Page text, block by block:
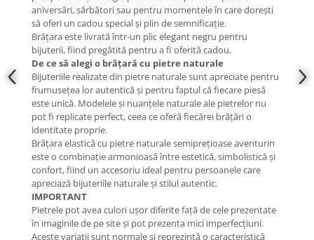
aniversări, sărbători sau pentru momentele în care dorești
să oferi un cadou special și plin de semnificație.
Brățara este livrată într-un plic elegant negru pentru
bijuterii, fiind pregătită pentru a fi oferită cadou.
De ce să alegi o brățară cu pietre naturale
Bijuteriile realizate din pietre naturale sunt apreciate pentru
frumusețea lor autentică și pentru faptul că fiecare piesă
este unică. Modelele și nuanțele naturale ale pietrelor nu
pot fi replicate perfect, ceea ce oferă fiecărei brățări o
identitate proprie.
Brățara elastică cu pietre naturale semiprețioase aventurin
este o combinație armonioasă între estetică, simbolistică și
confort, fiind un accesoriu ideal pentru persoanele care
apreciază bijuteriile naturale și stilul autentic.
IMPORTANT
Pietrele pot avea culori ușor diferite față de cele prezentate
în imaginile de pe site și pot prezenta mici imperfecțiuni.
Aceste variații sunt normale și reprezintă o caracteristică